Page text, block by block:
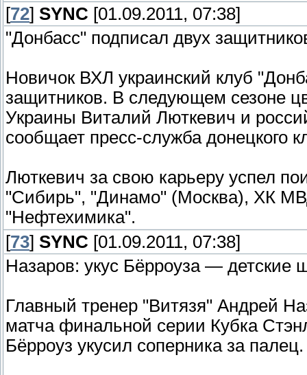
[72] SYNC [01.09.2011, 07:38]
"Донбасс" подписал двух
Новичок ВХЛ украинский клуб
защитников. В следующем сезоне
Украины Виталий Люткевич и
сообщает пресс-служба донецкого
Люткевич за свою карьеру успел
"Сибирь", "Динамо" (Москва), ХК
"Нефтехимика".
[73] SYNC [01.09.2011, 07:38]
Назаров: укус Бёрроуза — детские
Главный тренер "Витязя" Андрей
матча финальной серии Кубка
Бёрроуз укусил соперника за палец.